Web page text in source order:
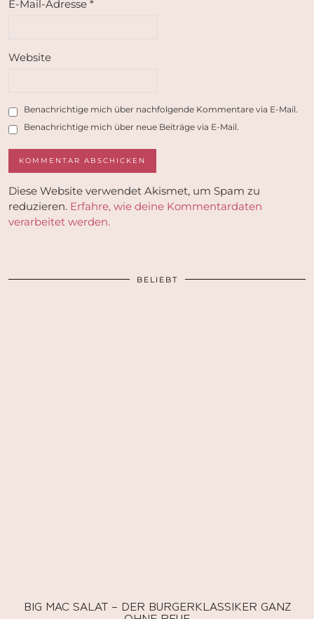
E-Mail-Adresse *
Website
Benachrichtige mich über nachfolgende Kommentare via E-Mail.
Benachrichtige mich über neue Beiträge via E-Mail.
Diese Website verwendet Akismet, um Spam zu
reduzieren. Erfahre, wie deine Kommentardaten
verarbeitet werden.
BELIEBT
BIG MAC SALAT – DER BURGERKLASSIKER GANZ